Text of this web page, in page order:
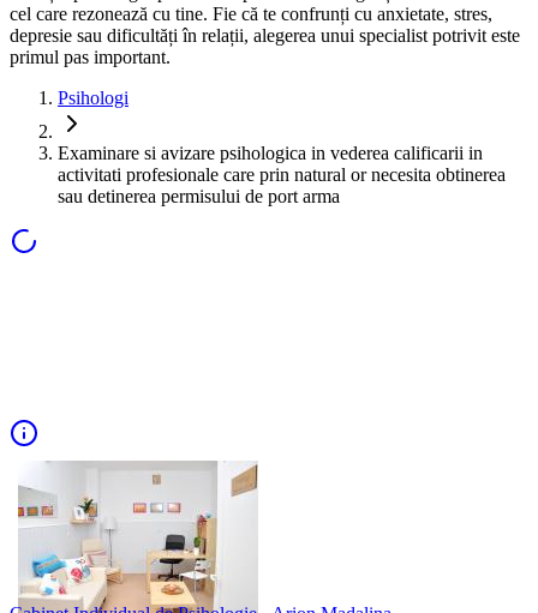
cel care rezonează cu tine. Fie că te confrunți cu anxietate, stres,
depresie sau dificultăți în relații, alegerea unui specialist potrivit este
primul pas important.
Psihologi
Examinare si avizare psihologica in vederea calificarii in
activitati profesionale care prin natural or necesita obtinerea
sau detinerea permisului de port arma